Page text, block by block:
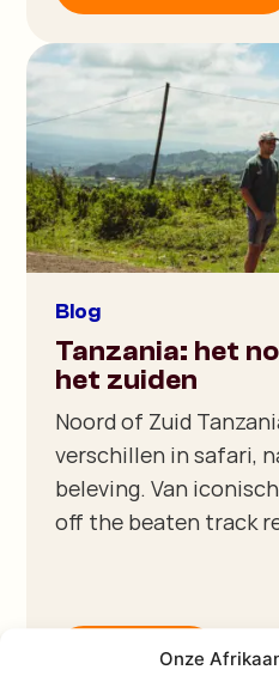
Onze
Blog
Tanzania: het
het zuiden
Noord of Zuid
verschillen in safari,
beleving. Van
off the beaten track
Lees meer